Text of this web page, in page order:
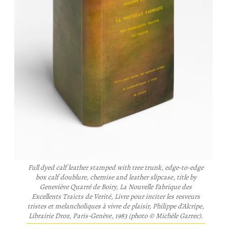
Full dyed calf leather stamped with tree trunk, edge-to-edge
box calf doublure, chemise and leather slipcase, title by
Geneviève Quarré de Boiry, La Nouvelle Fabrique des
Excellents Traicts de Verité, Livre pour inciter les resveurs
tristes et melancholiques à vivre de plaisir, Philippe d’Alcripe,
Librairie Droz, Paris-Genève, 1983 (photo © Michèle Garrec).